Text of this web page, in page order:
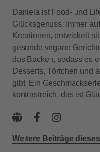
Daniela ist Food- und
Glücksgenuss. Immer
Kreationen, entwickelt
gesunde vegane
das Backen, sodass es
Desserts, Törtchen und
gibt. Ein
kontrastreich, das ist
Weitere Beiträge